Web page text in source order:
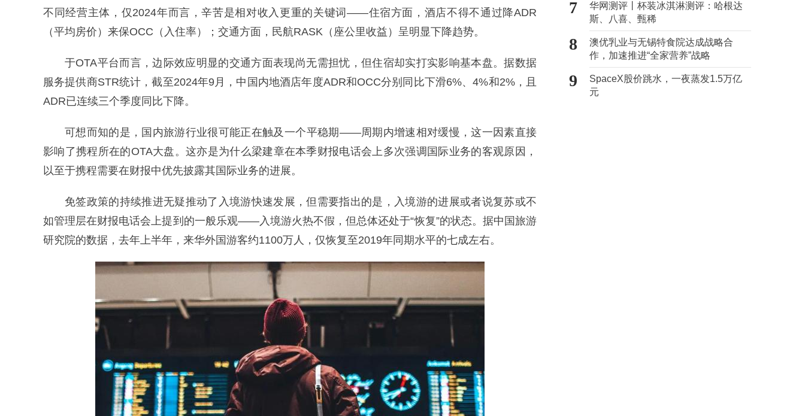
不同经营主体，仅2024年而言，辛苦是相对收入更重的关键词——住宿方面，酒店不得不通过降ADR
（平均房价）来保OCC（入住率）；交通方面，民航RASK（座公里收益）呈明显下降趋势。
于OTA平台而言，边际效应明显的交通方面表现尚无需担忧，但住宿却实打实影响基本盘。据数据
服务提供商STR统计，截至2024年9月，中国内地酒店年度ADR和OCC分别同比下滑6%、4%和2%，且
ADR已连续三个季度同比下降。
可想而知的是，国内旅游行业很可能正在触及一个平稳期——周期内增速相对缓慢，这一因素直接
影响了携程所在的OTA大盘。这亦是为什么梁建章在本季财报电话会上多次强调国际业务的客观原因，
以至于携程需要在财报中优先披露其国际业务的进展。
免签政策的持续推进无疑推动了入境游快速发展，但需要指出的是，入境游的进展或者说复苏或不
如管理层在财报电话会上提到的一般乐观——入境游火热不假，但总体还处于“恢复”的状态。据中国旅游
研究院的数据，去年上半年，来华外国游客约1100万人，仅恢复至2019年同期水平的七成左右。
7
华网测评丨杯装冰淇淋测评：哈根达
斯、八喜、甄稀
8
澳优乳业与无锡特食院达成战略合
作，加速推进“全家营养”战略
9
SpaceX股价跳水，一夜蒸发1.5万亿
元